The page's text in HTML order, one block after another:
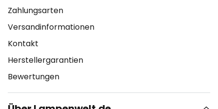
Zahlungsarten
Versandinformationen
Kontakt
Herstellergarantien
Bewertungen